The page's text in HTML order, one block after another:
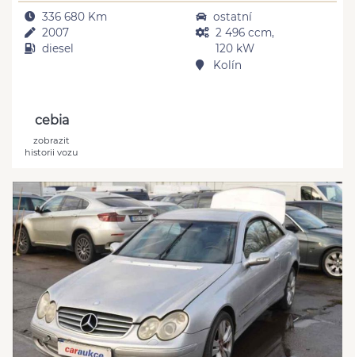
336 680 Km
2007
diesel
ostatní
2 496 ccm,
120 kW
Kolín
cebia
zobrazit
historii vozu